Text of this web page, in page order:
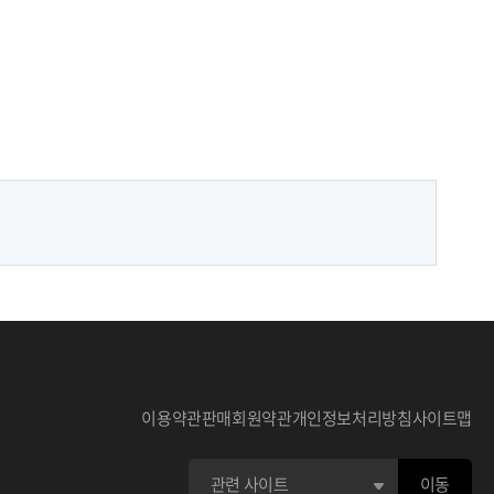
이용약관판매회원약관개인정보처리방침사이트맵
이동